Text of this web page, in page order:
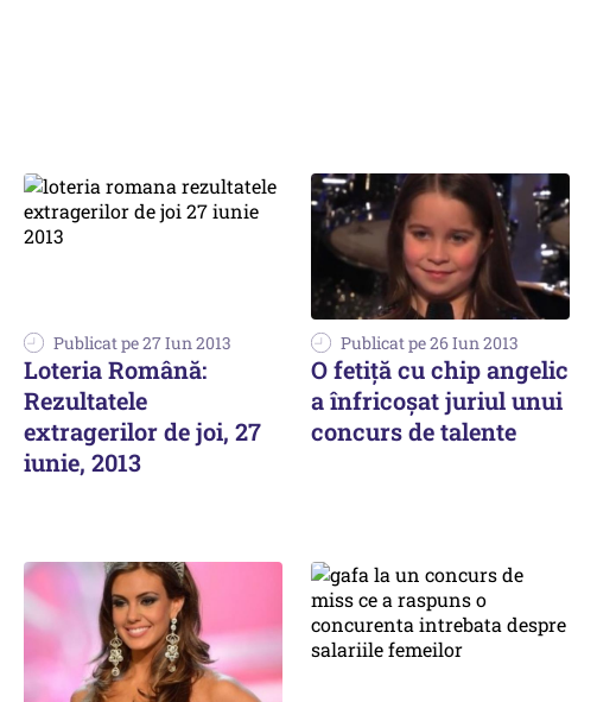
Publicat pe 27 Iun 2013
Loteria Română:
Rezultatele
extragerilor de joi, 27
iunie, 2013
Publicat pe 26 Iun 2013
O fetiță cu chip angelic
a înfricoșat juriul unui
concurs de talente